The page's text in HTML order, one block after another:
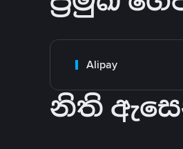
Alipay
නිති